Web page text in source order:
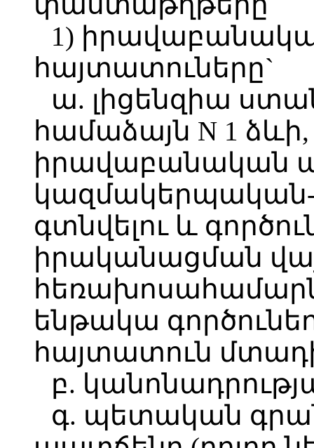
1)
հայտատուները`
ա. լիցենզիա
համաձայն N 1 ձևի,
իրավաբանական
գտնվելու և
իրականացման
ենթակա
հայտատուն
բ.
գ. պետական